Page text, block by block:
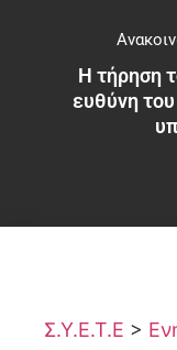
Η τήρηση
ευθύνη του
Σ.Υ.Ε.Τ.Ε >